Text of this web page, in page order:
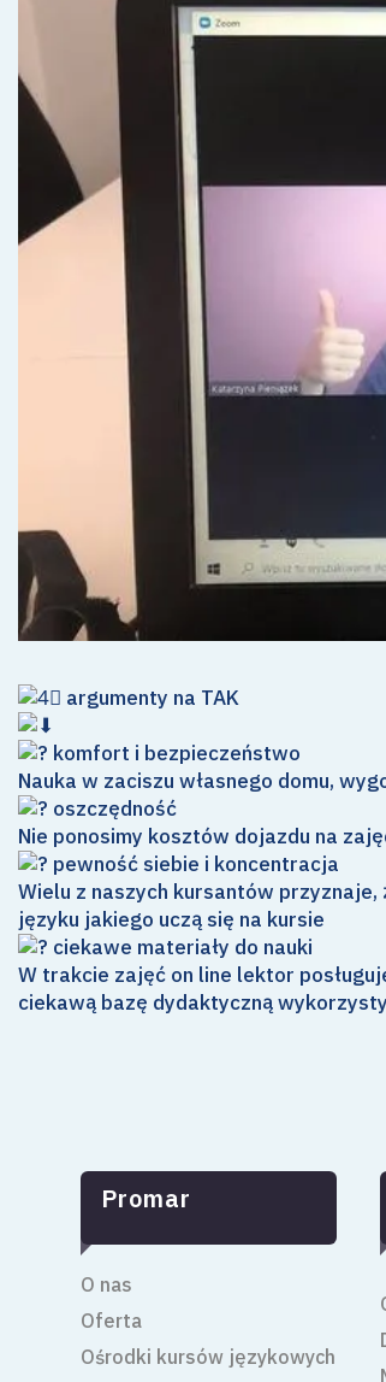
argumenty na TAK
komfort i bezpieczeństwo
Nauka w zaciszu własnego domu,
oszczędność
Nie ponosimy kosztów dojazdu na
pewność siebie i koncentracja
Wielu z naszych kursantów
języku jakiego uczą się na kursie
ciekawe materiały do nauki
W trakcie zajęć on line lektor
ciekawą bazę dydaktyczną
Promar
O nas
Oferta
Ośrodki kursów językowych